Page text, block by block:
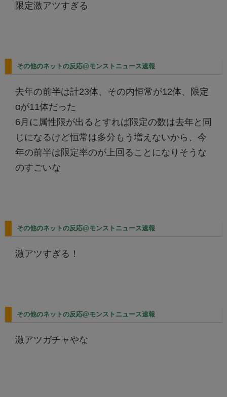
限定激アツすぎる
その他のネットの反応@モンストニュース速報
去年の前半は計23体、その内恒常が12体、限定
αが11体だった
6月に属性限が出るとすれば限定の数は去年と同
じになるけど恒常は多分もう増えないから、今
年の前半は限定率のが上回ることになりそうな
のすごいな
その他のネットの反応@モンストニュース速報
激アツすぎる！
その他のネットの反応@モンストニュース速報
激アツガチャやな